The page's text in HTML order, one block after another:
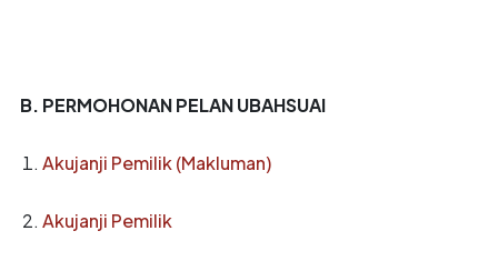
B. PERMOHONAN PELAN UBAHSUAI
Akujanji Pemilik (Makluman)
Akujanji Pemilik